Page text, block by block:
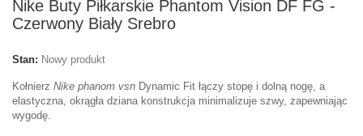
Nike Buty Piłkarskie Phantom Vision DF FG -
Czerwony Biały Srebro
Stan: Nowy produkt
Kołnierz Nike phanom vsn Dynamic Fit łączy stopę i dolną nogę, a
elastyczna, okrągła dziana konstrukcja minimalizuje szwy, zapewniając
wygodę.